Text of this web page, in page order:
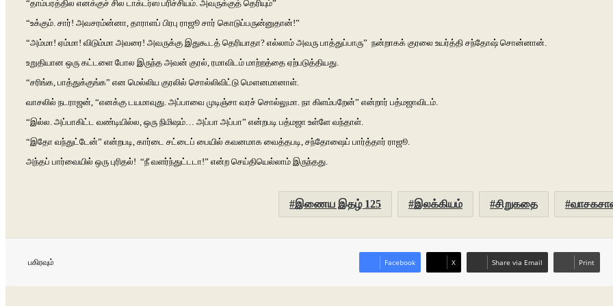
“தாம்பரத்தில எனக்குச் சில டாக்டர்ஸ பரிச்சியம். அவருக்குத் தெரியும்”
“உக்கும். சார்! அவசரம்ன்னா, தாராளப் பிரபு ராஜூ சார் கொடுப்பருன்னுதான்!”
“அம்மா! ஏம்மா! விடும்மா அவரை! அவருக்கு இதுகூடத் தெரியாதா? எல்லாம் அவரு பாத்துப்பாரு” நன்றாகக் குரலை உயர்த்தி சந்தோஷ் சொன்னான்.
உறுதியான ஒரு கட்டளை போல இருந்த அவன் குரல், ரமாவிடம் மாற்றத்தை ஏற்படுத்தியது.
“சரிங்க, பாத்துக்குங்க” என மெல்லிய குரலில் சொல்லிவிட்டு மௌனமானாள்.
வாசலில் நடராஜன், “எனக்கு டயமாவுது. அப்பாவை முடிஞ்சா வரச் சொல்லுமா. நா கிளம்பறேன்” என்றார் பத்மஜாவிடம்.
“இல்ல. அப்பாகிட்ட வண்டியில்ல, ஒரு நிமிஷம்… அப்பா அப்பா” என்றபடி பத்மஜா உள்ளே வந்தாள்.
“இதோ வந்துட்டேன்” என்றபடி, கார்டை சட்டைப் பையில் கவனமாக வைத்தபடி, சந்தோஷைப் பார்த்தார் ராஜூ.
அந்தப் பார்வையில் ஒரு புரிதல்! “நீ வளர்ந்துட்டடா!” என்ற செய்தியெல்லாம் இருந்தது.
இணைய இதழ் 125 இலக்கியம் சிறுகதை
பகிரவும் Facebook X Share via Email Print